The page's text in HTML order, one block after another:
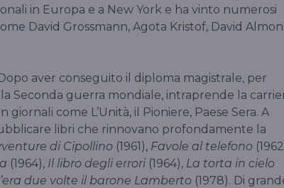
in Europa e a New York e ha vinto numerosi
David Grossmann, Agota Kristof, David
aver conseguito il diploma magistrale, per
Seconda guerra mondiale, intraprende la
come L’Unità, il Pioniere, Paese Sera. A
libri che rinnovano profondamente la
di Cipollino (1961), Favole al telefono
(1964), Il libro degli errori (1964), La torta in cielo
due volte il barone Lamberto (1978). Di